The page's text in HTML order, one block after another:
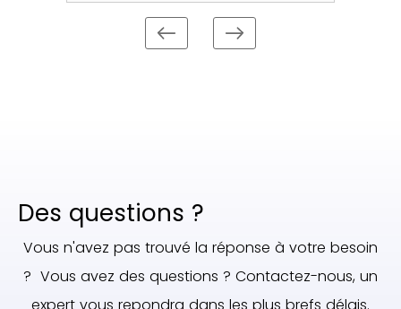
Des questions ?
Vous n'avez pas trouvé la réponse à votre besoin
? Vous avez des questions ? Contactez-nous, un
expert vous repondra dans les plus brefs délais.